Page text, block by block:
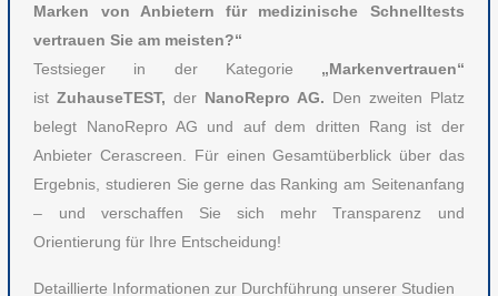
Marken von Anbietern für medizinische Schnelltests
vertrauen Sie am meisten?“
Testsieger in der Kategorie „Markenvertrauen“
istZuhauseTEST,der NanoRepro AG. Den zweiten Platz
belegt NanoRepro AG und auf dem dritten Rang ist der
Anbieter Cerascreen. Für einen Gesamtüberblick über das
Ergebnis, studieren Sie gerne das Ranking am Seitenanfang
– und verschaffen Sie sich mehr Transparenz und
Orientierung für Ihre Entscheidung!
Detaillierte Informationen zur Durchführung unserer Studien